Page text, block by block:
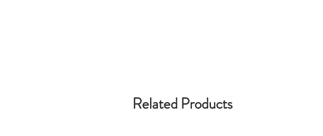
Related Products